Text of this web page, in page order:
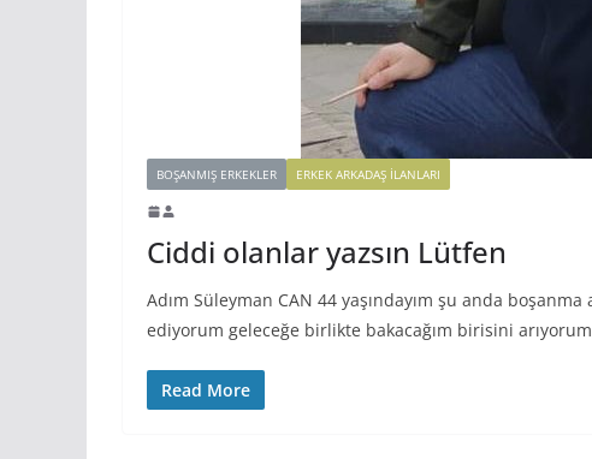
BOŞANMIŞ ERKEKLER ERKEK ARKADAŞ ILANLARI
Ciddi olanlar yazsın Lütfen
Adım Süleyman CAN 44 yaşındayım şu anda
ediyorum geleceğe birlikte bakacağım birisini
Read More